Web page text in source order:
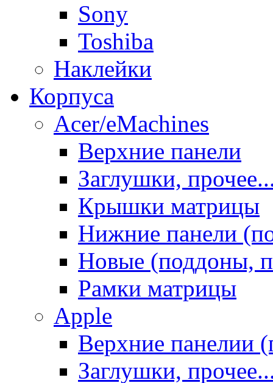
Sony
Toshiba
Наклейки
Корпуса
Acer/eMachines
Верхние панели
Заглушки,
Крышки матрицы
Нижние панели
Новые (поддоны,
Рамки матрицы
Apple
Верхние панелии
Заглушки,